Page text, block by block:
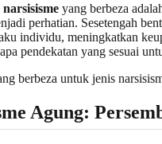
yang berbeza
perhatian. Sesetengah
individu, meningkatkan
pendekatan yang sesuai
Agung: